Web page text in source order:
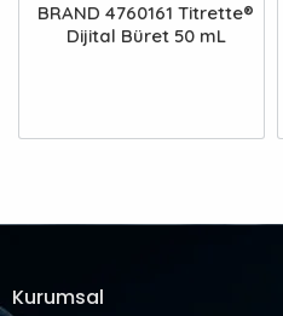
BRAND 4760161 Titrette®
Dijital Büret 50 mL
Kurumsal